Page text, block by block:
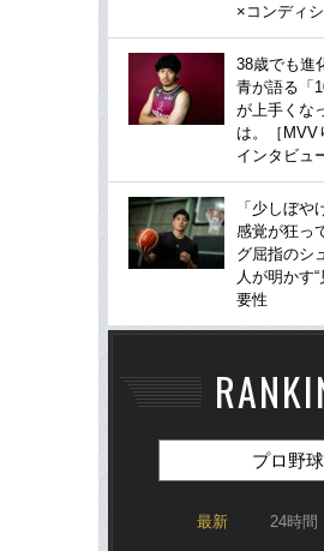
×コンディ
38歳でも進
青が語る「
が上手くな
は。［MVV
インタビュ
「少しぼや
感覚が狂っ
グ屈指のシ
人が明かす
要性
プロ野球
最新 24時間